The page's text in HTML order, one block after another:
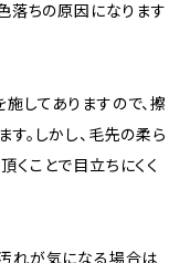
落ちの原因になります
してありますので、擦
。しかし、毛先の柔ら
くことで目立ちにくく
れが気になる場合は